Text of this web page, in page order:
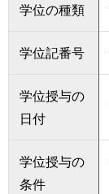
学位の種類
学位記番号
学位授与の
日付
学位授与の
条件